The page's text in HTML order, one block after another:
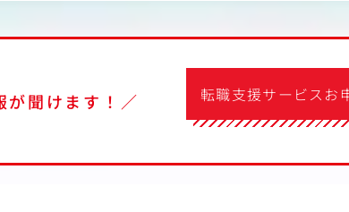
が聞けます！／ 転職支援サービスお